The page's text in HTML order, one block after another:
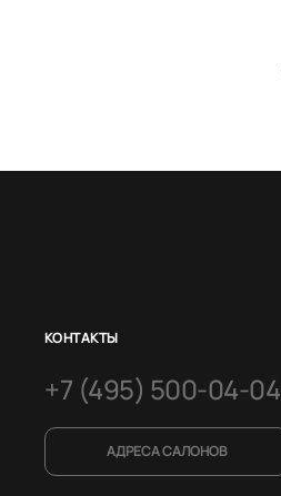
КОНТАКТЫ
+7 (495) 500-04-04
АДРЕСА САЛОНОВ